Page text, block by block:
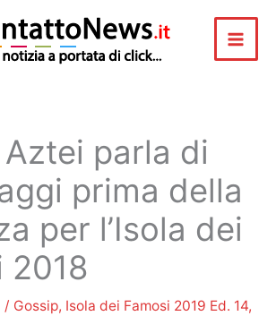
parla di
prima della
per l’Isola dei
2018
/ Gossip, Isola dei Famosi 2019 Ed. 14,